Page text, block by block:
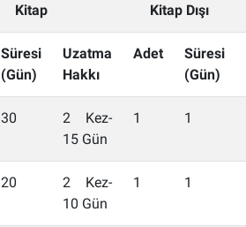
Kitap Kitap Dışı
Süresi
(Gün)
Uzatma
Hakkı
Adet
Süresi
(Gün)
30
2 Kez-
15 Gün
1 1
20
2 Kez-
10 Gün
1 1